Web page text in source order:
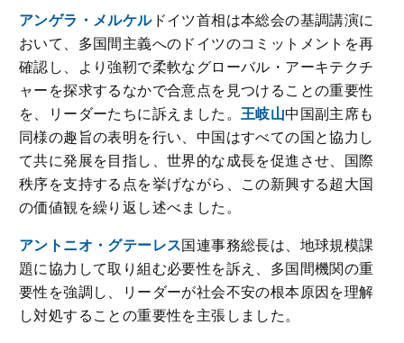
アンゲラ・メルケルドイツ首相は本総会の基調講演に
おいて、多国間主義へのドイツのコミットメントを再
確認し、より強靭で柔軟なグローバル・アーキテクチ
ャーを探求するなかで合意点を見つけることの重要性
を、リーダーたちに訴えました。 王岐山中国副主席も
同様の趣旨の表明を行い、中国はすべての国と協力し
て共に発展を目指し、世界的な成長を促進させ、国際
秩序を支持する点を挙げながら、この新興する超大国
の価値観を繰り返し述べました。
アントニオ・グテーレス国連事務総長は、地球規模課
題に協力して取り組む必要性を訴え、多国間機関の重
要性を強調し、リーダーが社会不安の根本原因を理解
し対処することの重要性を主張しました。